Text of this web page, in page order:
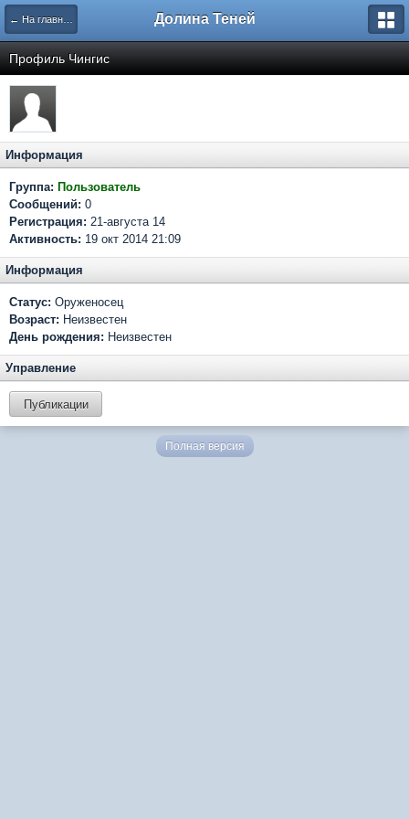
← На главную Долина Теней
Профиль Чингис
Информация
Группа: Пользователь
Сообщений: 0
Регистрация: 21-августа 14
Активность: 19 окт 2014 21:09
Информация
Статус: Оруженосец
Возраст: Неизвестен
День рождения: Неизвестен
Управление
Публикации
Полная версия